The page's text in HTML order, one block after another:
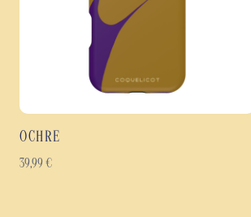
OCHRE
39,99 €